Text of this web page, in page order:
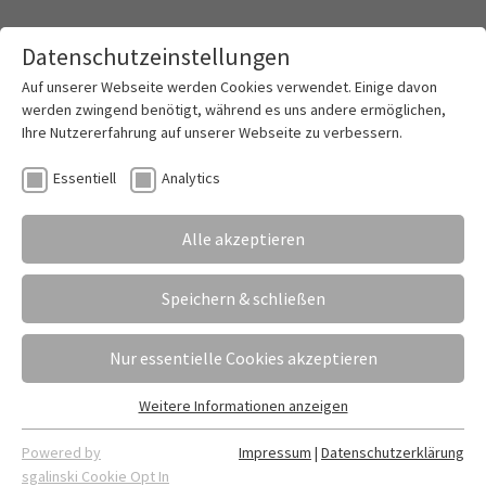
"Wir sind bereit für den nächsten Schritt"
16.06.2023 Erstellt vonFabian Dietrich
Nur ein Jahr waren die meisten Absolventinnen und
Absolventen der Berufsfachschule (Stufe 1 und
Stufe 2) an unserer Schule. Jetzt erhielten sie ihre
Abschlusszeugnisse.
Datenschutzeinstellungen
Auf unserer Webseite werden Cookies verwendet. Einige davon
werden zwingend benötigt, während es uns andere ermöglichen,
Ihre Nutzererfahrung auf unserer Webseite zu verbessern.
Essentiell Analytics
Alle akzeptieren
Speichern & schließen
Nur essentielle Cookies akzeptieren
Essentielle Cookies werden für grundlegende Funktionen der
Webseite benötigt. Dadurch ist gewährleistet, dass die
Weitere Informationen anzeigen
Powered by
sgalinski Cookie Opt In
Impressum | Datenschutzerklärung